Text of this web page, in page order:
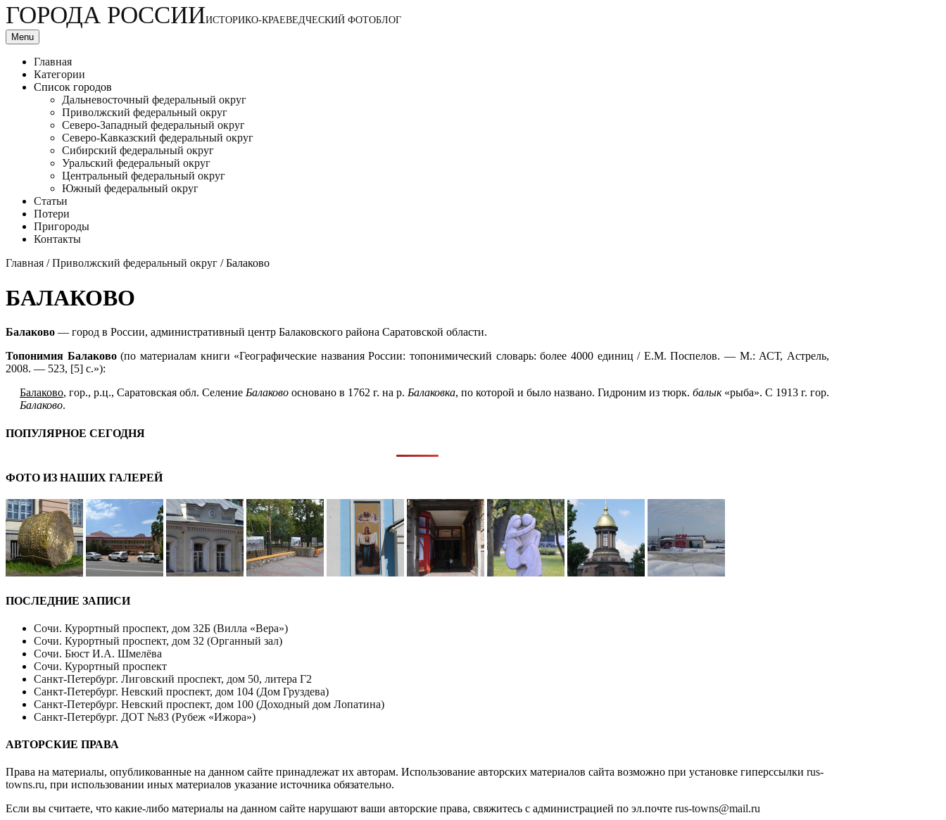
ГОРОДА РОССИИИСТОРИКО-КРАЕВЕДЧЕСКИЙ ФОТОБЛОГ
Menu
Главная
Категории
Список городов
Дальневосточный федеральный округ
Приволжский федеральный округ
Северо-Западный федеральный округ
Северо-Кавказский федеральный округ
Сибирский федеральный округ
Уральский федеральный округ
Центральный федеральный округ
Южный федеральный округ
Статьи
Потери
Пригороды
Контакты
Главная /Приволжский федеральный округ / Балаково
БАЛАКОВО
Балаково — город в России, административный центр Балаковского района Саратовской области.
Топонимия Балаково(по материалам книги «Географические названия России: топонимический словарь: более 4000 единиц / Е.М. Поспелов. — М.: АСТ, Астрель,
2008. — 523, [5] с.»):
Балаково, гор., р.ц., Саратовская обл. Селение Балаково основано в 1762 г. на р. Балаковка, по которой и было названо. Гидроним из тюрк. балык«рыба». С 1913 г. гор.
Балаково.
ПОПУЛЯРНОЕ СЕГОДНЯ
ФОТО ИЗ НАШИХ ГАЛЕРЕЙ
ПОСЛЕДНИЕ ЗАПИСИ
Сочи. Курортный проспект, дом 32Б (Вилла «Вера»)
Сочи. Курортный проспект, дом 32 (Органный зал)
Сочи. Бюст И.А. Шмелёва
Сочи. Курортный проспект
Санкт-Петербург. Лиговский проспект, дом 50, литера Г2
Санкт-Петербург. Невский проспект, дом 104 (Дом Груздева)
Санкт-Петербург. Невский проспект, дом 100 (Доходный дом Лопатина)
Санкт-Петербург. ДОТ №83 (Рубеж «Ижора»)
АВТОРСКИЕ ПРАВА
Права на материалы, опубликованные на данном сайте принадлежат их авторам. Использование авторских материалов сайта возможно при установке гиперссылки rus-
towns.ru, при использовании иных материалов указание источника обязательно.
Если вы считаете, что какие-либо материалы на данном сайте нарушают ваши авторские права, свяжитесь с администрацией по эл.почте rus-towns@mail.ru